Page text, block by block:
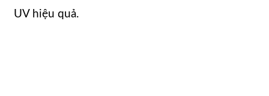
UV hiệu quả.